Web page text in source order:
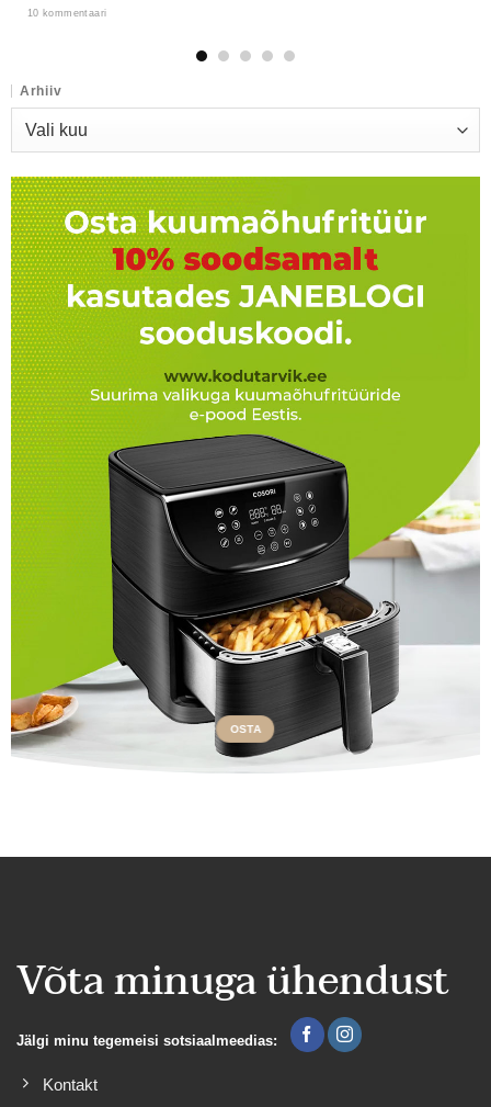
10 kommentaari
Arhiiv
Arhiiv
OSTA
Võta minuga ühendust
Jälgi minu tegemeisi sotsiaalmeedias:
Kontakt